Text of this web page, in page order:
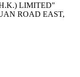
LIMITED"
ROAD EAST,